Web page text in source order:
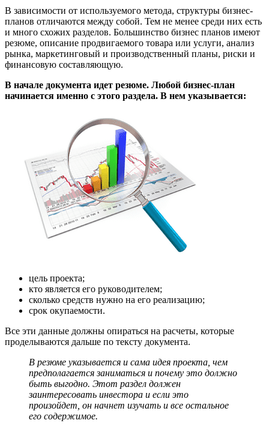
В зависимости от используемого метода, структуры бизнес-
планов отличаются между собой. Тем не менее среди них есть
и много схожих разделов. Большинство бизнес планов имеют
резюме, описание продвигаемого товара или услуги, анализ
рынка, маркетинговый и производственный планы, риски и
финансовую составляющую.
В начале документа идет резюме. Любой бизнес-план
начинается именно с этого раздела. В нем указывается:
цель проекта;
кто является его руководителем;
сколько средств нужно на его реализацию;
срок окупаемости.
Все эти данные должны опираться на расчеты, которые
проделываются дальше по тексту документа.
В резюме указывается и сама идея проекта, чем
предполагается заниматься и почему это должно
быть выгодно. Этот раздел должен
заинтересовать инвестора и если это
произойдет, он начнет изучать и все остальное
его содержимое.